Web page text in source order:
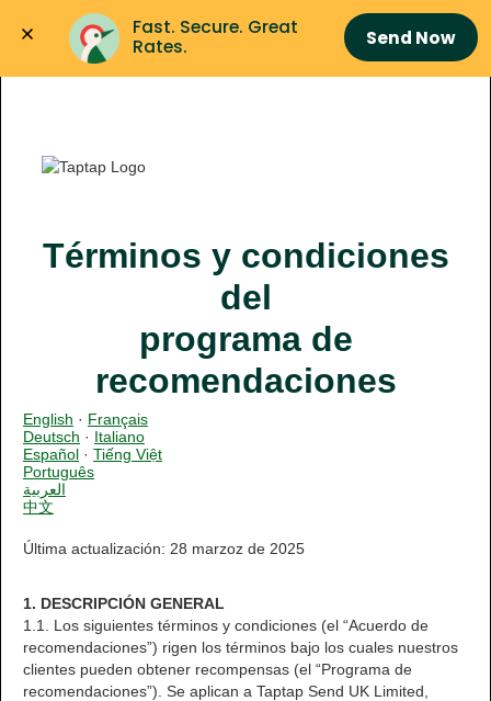
Fast. Secure. Great
Rates.
Send Now
Términos y condiciones
del
programa de
recomendaciones
English · Français
Deutsch · Italiano
Español · Tiếng Việt
Português
العربية
中文
Última actualización: 28 marzoz de 2025
1. DESCRIPCIÓN GENERAL
1.1. Los siguientes términos y condiciones (el “Acuerdo de
recomendaciones”) rigen los términos bajo los cuales nuestros
clientes pueden obtener recompensas (el “Programa de
recomendaciones”). Se aplican a Taptap Send UK Limited,